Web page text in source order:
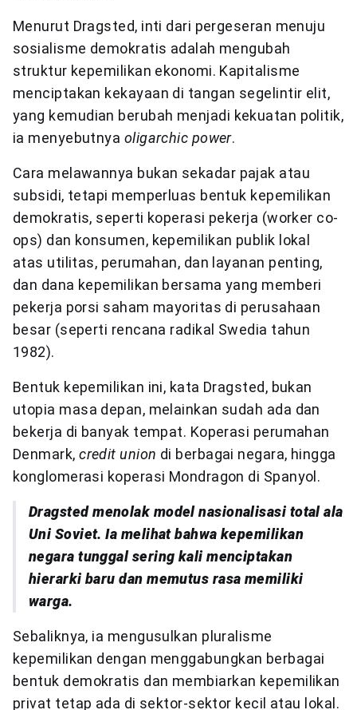
Menurut Dragsted, inti dari pergeseran menuju
sosialisme demokratis adalah mengubah
struktur kepemilikan ekonomi. Kapitalisme
menciptakan kekayaan di tangan segelintir elit,
yang kemudian berubah menjadi kekuatan politik,
ia menyebutnya oligarchic power.
Cara melawannya bukan sekadar pajak atau
subsidi, tetapi memperluas bentuk kepemilikan
demokratis, seperti koperasi pekerja (worker co-
ops) dan konsumen, kepemilikan publik lokal
atas utilitas, perumahan, dan layanan penting,
dan dana kepemilikan bersama yang memberi
pekerja porsi saham mayoritas di perusahaan
besar (seperti rencana radikal Swedia tahun
1982).
Bentuk kepemilikan ini, kata Dragsted, bukan
utopia masa depan, melainkan sudah ada dan
bekerja di banyak tempat. Koperasi perumahan
Denmark,credit union di berbagai negara, hingga
konglomerasi koperasi Mondragon di Spanyol.
Dragsted menolak model nasionalisasi total ala
Uni Soviet. Ia melihat bahwa kepemilikan
negara tunggal sering kali menciptakan
hierarki baru dan memutus rasa memiliki
warga.
Sebaliknya, ia mengusulkan pluralisme
kepemilikan dengan menggabungkan berbagai
bentuk demokratis dan membiarkan kepemilikan
privat tetap ada di sektor-sektor kecil atau lokal.